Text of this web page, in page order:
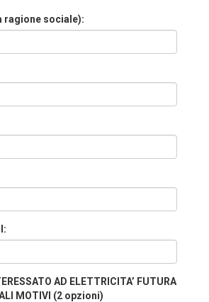
ragione sociale):
AD ELETTRICITA’ FUTURA
MOTIVI (2 opzioni)